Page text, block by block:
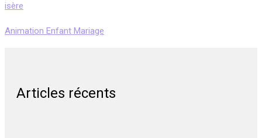
isère
Animation Enfant Mariage
Articles récents